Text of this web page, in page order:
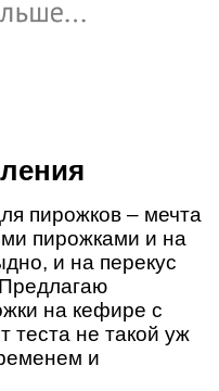
пирожков – мечта
пирожками и на
и на перекус
на кефире с
не такой уж
и